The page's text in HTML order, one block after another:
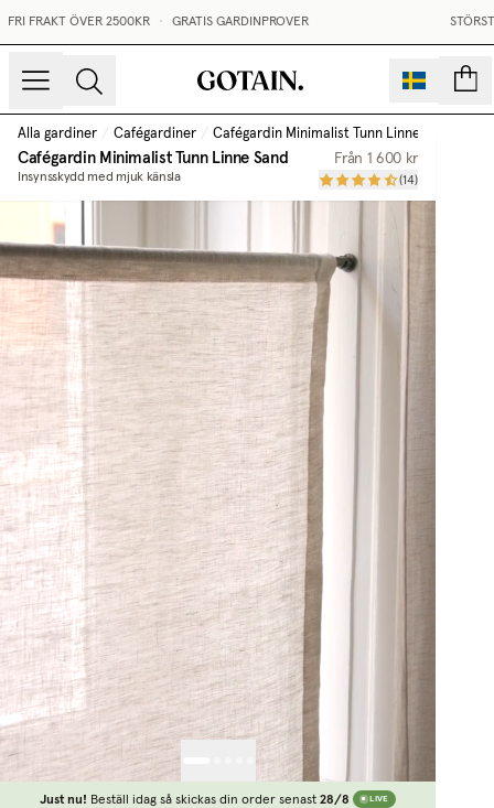
FRAKT ÖVER 2500KR • GRATIS GARDINPROVER STÖRST
Alla gardiner / Cafégardiner / Cafégardin Minimalist Tunn Linne
Cafégardin Minimalist Tunn Linne Sand
Insynsskydd med mjuk känsla
Från 1 600 kr
(14)
Just nu! Beställ idag så skickas din order senast 28/8 LIVE